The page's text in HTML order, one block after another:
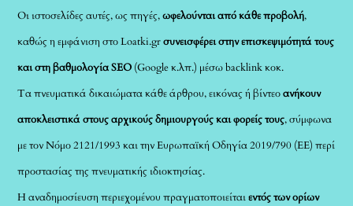
Οι ιστοσελίδες αυτές, ως πηγές,ωφελούνται από κάθε προβολή,
καθώς η εμφάνιση στο Loatki.grσυνεισφέρει στην επισκεψιμότητά τους
και στη βαθμολογία SEO (Google κ.λπ.) μέσω backlink κοκ.
Τα πνευματικά δικαιώματα κάθε άρθρου, εικόνας ή βίντεοανήκουν
αποκλειστικά στους αρχικούς δημιουργούς και φορείς τους, σύμφωνα
με τον Νόμο 2121/1993 και την Ευρωπαϊκή Οδηγία 2019/790 (ΕΕ) περί
προστασίας της πνευματικής ιδιοκτησίας.
Η αναδημοσίευση περιεχομένου πραγματοποιείταιεντός των ορίων